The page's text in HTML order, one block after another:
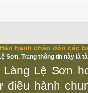
Hân hạnh chào đón các
Sơn. Trang thông tin này là
Lệ Sơn
điều hành